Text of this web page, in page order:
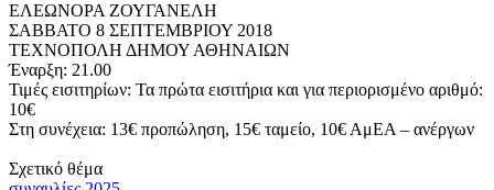
ΕΛΕΩΝΟΡΑ ΖΟΥΓΑΝΕΛΗ
ΣΑΒΒΑΤΟ 8 ΣΕΠΤΕΜΒΡΙΟΥ 2018
ΤΕΧΝΟΠΟΛΗ ΔΗΜΟΥ ΑΘΗΝΑΙΩΝ
Έναρξη: 21.00
Τιμές εισιτηρίων: Τα πρώτα εισιτήρια και για περιορισμένο αριθμό:
10€
Στη συνέχεια: 13€ προπώληση, 15€ ταμείο, 10€ ΑμΕΑ – ανέργων
Σχετικό θέμα